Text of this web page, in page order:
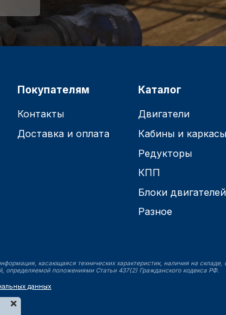
Покупателям
Контакты
Доставка и оплата
Каталог
Двигатели
Кабины и
Редукторы
КПП
Блоки двигателей
Разное
касающаяся технических характеристик, наличия на
определяемой положениями Статьи 437(2) Гражданского кодекса РФ.
данных